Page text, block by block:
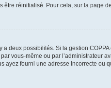
être réinitialisé. Pour cela, sur la page
deux possibilités. Si la gestion
vous-même ou par l’administrateur
fourni une adresse incorrecte